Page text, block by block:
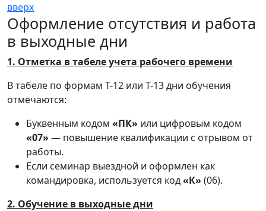
вверх
Оформление отсутствия и работа
в выходные дни
1. Отметка в табеле учета рабочего времени
В табеле по формам Т-12 или Т-13 дни обучения
отмечаются:
Буквенным кодом «ПК» или цифровым кодом
«07» — повышение квалификации с отрывом от
работы.
Если семинар выездной и оформлен как
командировка, используется код«К» (06).
2. Обучение в выходные дни